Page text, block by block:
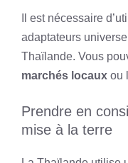
Il est nécessaire
adaptateurs
Thaïlande. Vous
marchés locaux ou
Prendre en
mise à la terre